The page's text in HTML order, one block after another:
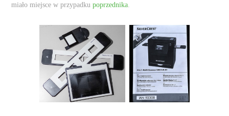
miało miejsce w przypadkupoprzednika